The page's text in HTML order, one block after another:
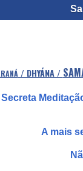
/ DHYÁNA /
A mais